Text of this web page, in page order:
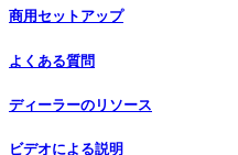
商用セットアップ
よくある質問
ディーラーのリソース
ビデオによる説明